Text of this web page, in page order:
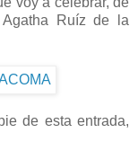
Ruíz de la
de esta entrada,